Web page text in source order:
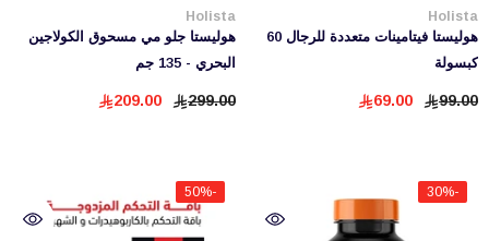
بائع:
Holista
هوليستا فيتامينات متعددة للرجال 60
كبسولة
99.00
69.00
بائع:
Holista
هوليستا جلو مي مسحوق الكولاجين
البحري - 135 جم
299.00
209.00
-30%
-50%